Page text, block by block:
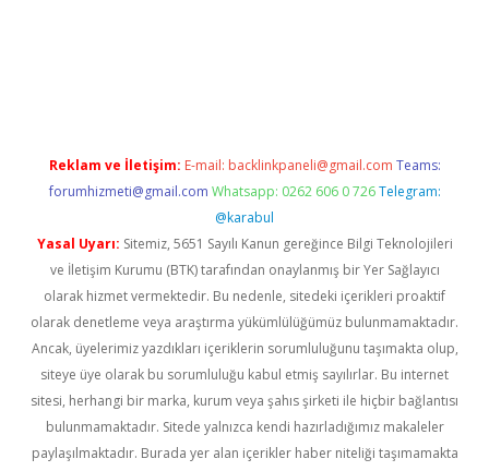
Reklam ve İletişim: E-mail: backlinkpaneli@gmail.com Teams:
forumhizmeti@gmail.com Whatsapp: 0262 606 0 726 Telegram:
@karabul
Yasal Uyarı: Sitemiz, 5651 Sayılı Kanun gereğince Bilgi Teknolojileri
ve İletişim Kurumu (BTK) tarafından onaylanmış bir Yer Sağlayıcı
olarak hizmet vermektedir. Bu nedenle, sitedeki içerikleri proaktif
olarak denetleme veya araştırma yükümlülüğümüz bulunmamaktadır.
Ancak, üyelerimiz yazdıkları içeriklerin sorumluluğunu taşımakta olup,
siteye üye olarak bu sorumluluğu kabul etmiş sayılırlar. Bu internet
sitesi, herhangi bir marka, kurum veya şahıs şirketi ile hiçbir bağlantısı
bulunmamaktadır. Sitede yalnızca kendi hazırladığımız makaleler
paylaşılmaktadır. Burada yer alan içerikler haber niteliği taşımamakta